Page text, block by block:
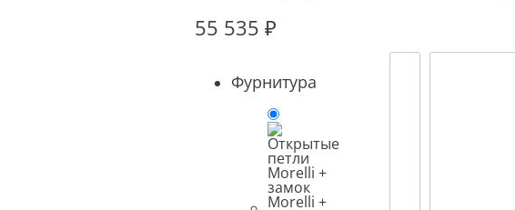
55 535 ₽
Фурнитура